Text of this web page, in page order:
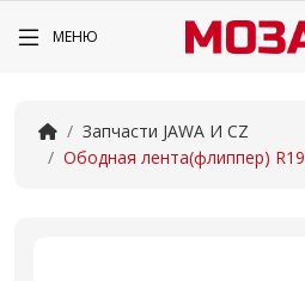
МЕНЮ
Запчасти JAWA И CZ
Ободная лента(флиппер) R19